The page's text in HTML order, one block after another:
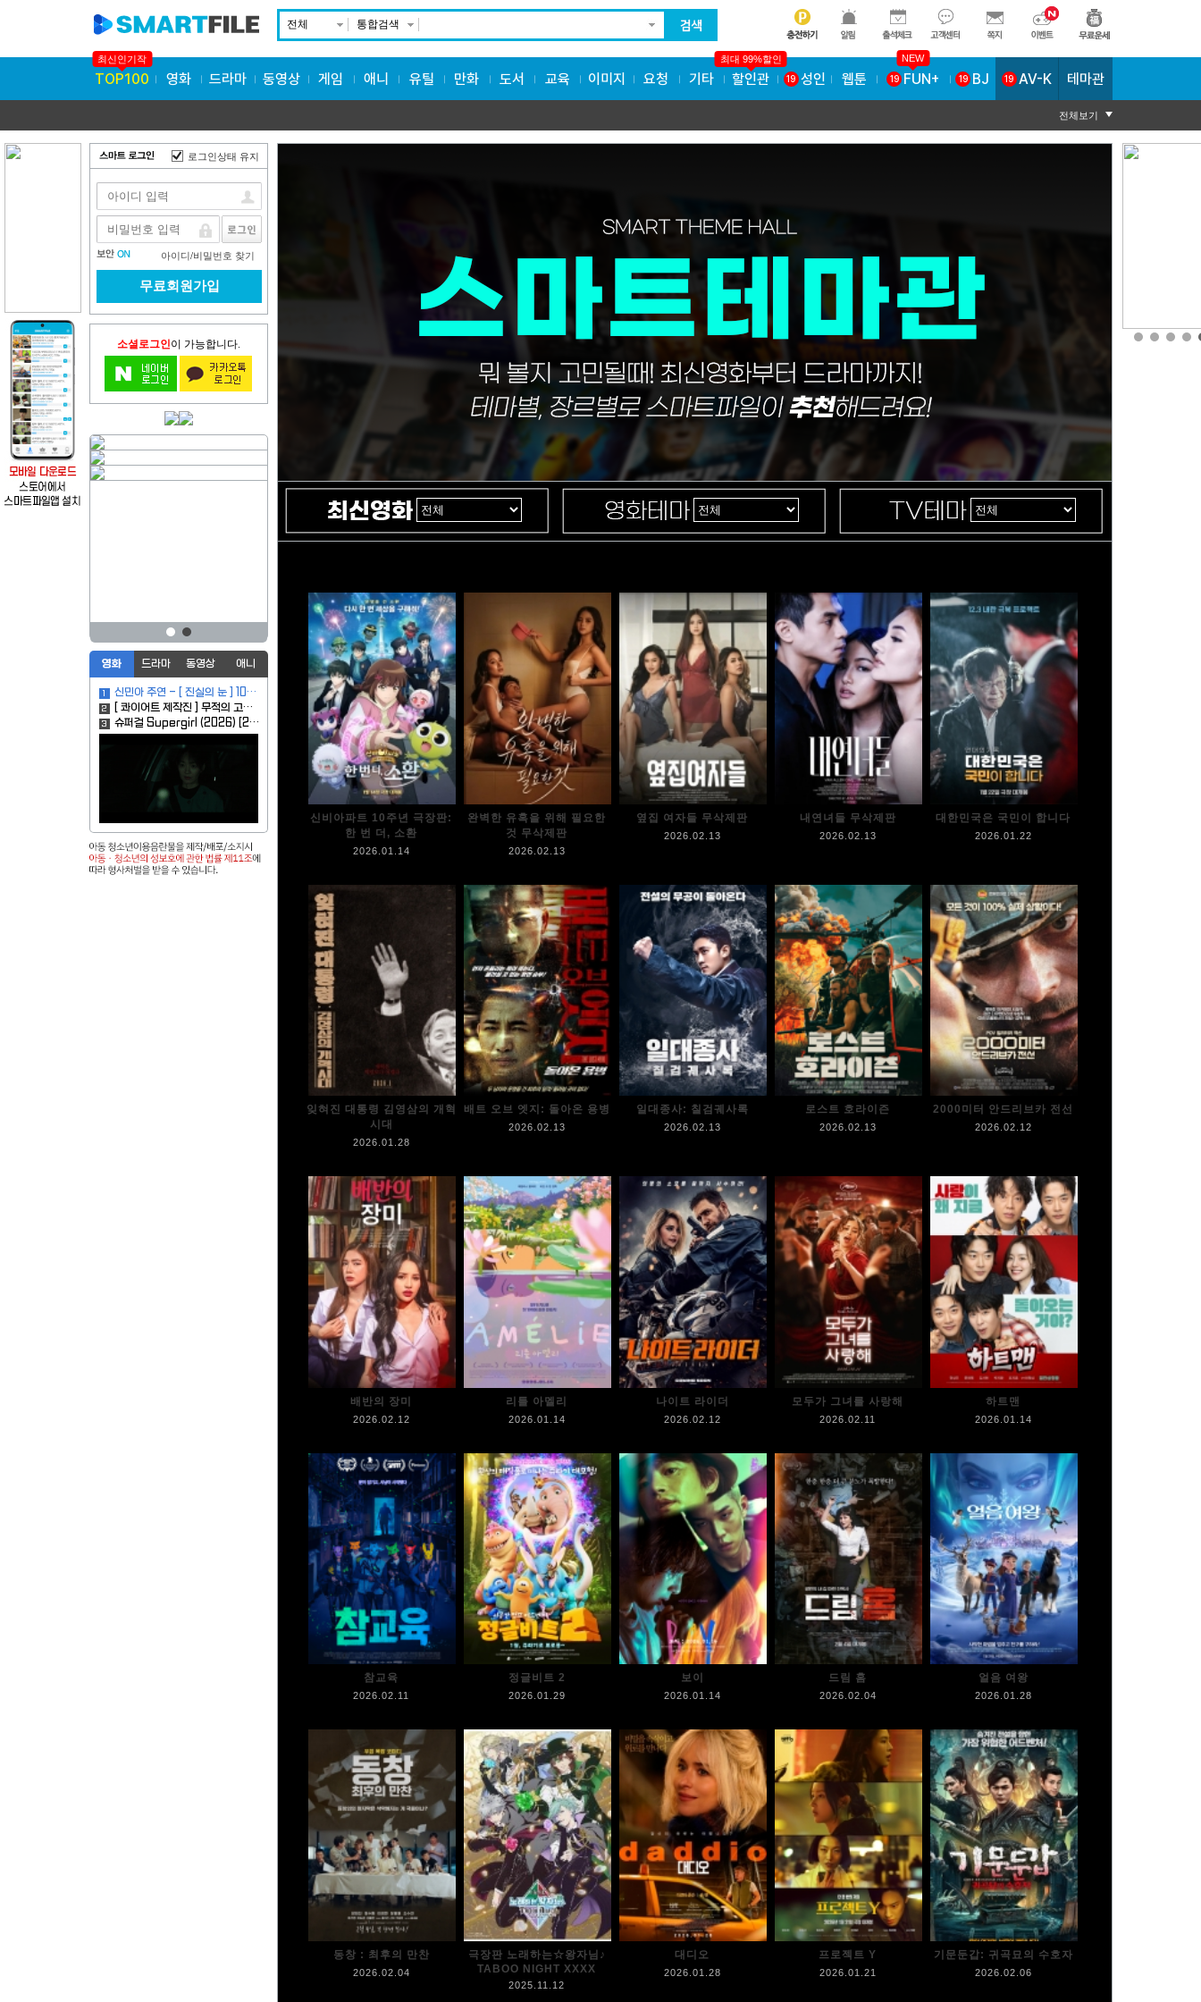
전체 통합검색
TOP100
최신인기작
영화 드라마 동영상 게임 애니 유틸 만화 도서 교육 이미지 요청 기타 할인관
최대 99%할인
19 성인 웹툰 19 FUN+
NEW
19 BJ 19 AV-K 테마관
전체보기
로그인상태 유지
아이디/비밀번호 찾기
무료회원가입
소셜로그인이 가능합니다.
영화 드라마 동영상 애니
1 신민아 주연 - [ 진실의 눈 ] 1080p
2 [ 콰이어트 제작진 ] 무적의 고ㅣ생명체 인류파괴후 해발 2400m 생존재난
3 슈퍼걸 Supergirl (2026) [2160p] [4K]
신비아파트 10주년 극장판:
한 번 더, 소환
2026.01.14
완벽한 유혹을 위해 필요한
것 무삭제판
2026.02.13
옆집 여자들 무삭제판
2026.02.13
내연녀들 무삭제판
2026.02.13
대한민국은 국민이 합니다
2026.01.22
잊혀진 대통령 김영삼의 개혁
시대
2026.01.28
배트 오브 엣지: 돌아온 용병
2026.02.13
일대종사: 칠검궤사록
2026.02.13
로스트 호라이즌
2026.02.13
2000미터 안드리브카 전선
2026.02.12
배반의 장미
2026.02.12
리틀 아멜리
2026.01.14
나이트 라이더
2026.02.12
모두가 그녀를 사랑해
2026.02.11
하트맨
2026.01.14
참교육
2026.02.11
정글비트 2
2026.01.29
보이
2026.01.14
드림 홈
2026.02.04
얼음 여왕
2026.01.28
동창 : 최후의 만찬
2026.02.04
극장판 노래하는☆왕자님♪
TABOO NIGHT XXXX
2025.11.12
대디오
2026.01.28
프로젝트 Y
2026.01.21
기문둔갑: 귀곡묘의 수호자
2026.02.06